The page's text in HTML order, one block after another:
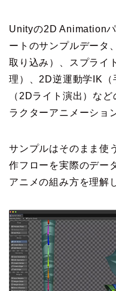
Unityの2D Animation
ートのサンプルデータ
取り込み）、スプライ
理）、2D逆運動学IK（
（2Dライト演出）な
ラクターアニメーショ
サンプルはそのまま使
作フローを実際のデー
アニメの組み方を理解